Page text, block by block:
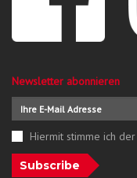
Newsletter abonnieren
Hiermit stimme ich der
Subscribe